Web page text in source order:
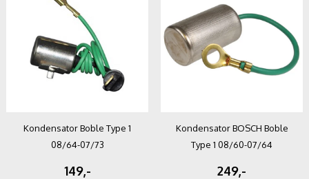
Kondensator Boble Type 1
08/64-07/73
149,-
Kondensator BOSCH Boble
Type 1 08/60-07/64
249,-